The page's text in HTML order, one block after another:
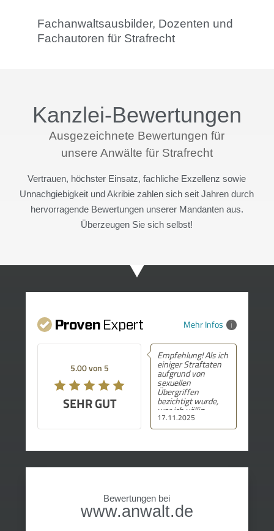
Fachanwaltsausbilder, Dozenten und
Fachautoren für Strafrecht
Kanzlei-Bewertungen
Ausgezeichnete Bewertungen für
unsere Anwälte für Strafrecht
Vertrauen, höchster Einsatz, fachliche Exzellenz sowie
Unnachgiebigkeit und Akribie zahlen sich seit Jahren durch
hervorragende Bewertungen unserer Mandanten aus.
Überzeugen Sie sich selbst!
Mehr Infos
5.00 von 5
SEHR GUT
17.11.2025
Empfehlung! Als ich
einiger Straftaten
aufgrund von
sexuellen
Übergriffen
bezichtigt wurde,
war ich völlig
schockiert und
fühlte mich hilflos.
am Boden zerstört
Frage nach dem
„warum“. In
meinem ersten
Prozess wurde ich
Bewertungen bei
www.anwalt.de